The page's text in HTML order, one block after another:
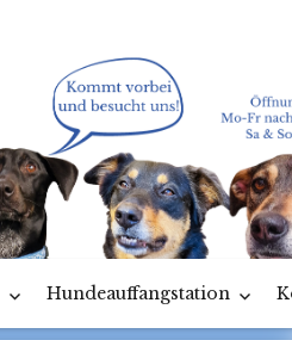
Hundeauffangstation